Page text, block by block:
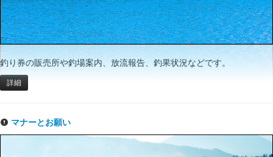
釣り券の販売所や釣場案内、放流報告、釣果状況などです。
詳細
マナーとお願い